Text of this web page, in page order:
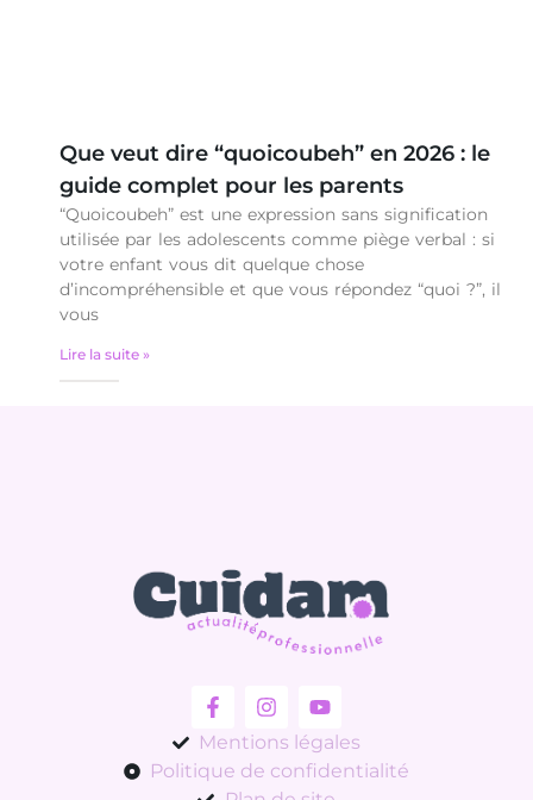
Que veut dire “quoicoubeh” en 2026 : le
guide complet pour les parents
“Quoicoubeh” est une expression sans signification
utilisée par les adolescents comme piège verbal : si
votre enfant vous dit quelque chose
d’incompréhensible et que vous répondez “quoi ?”, il
vous
Lire la suite »
Mentions légales
Politique de confidentialité